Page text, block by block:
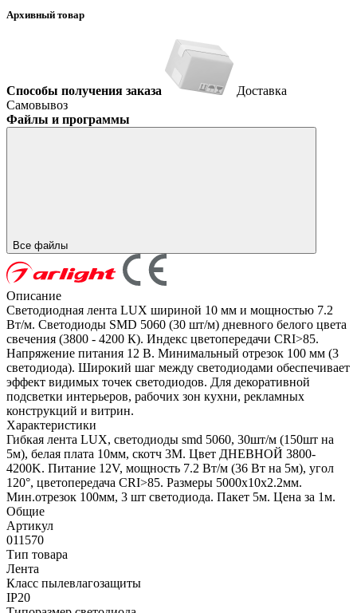
Архивный товар
Способы получения заказа
Доставка
Самовывоз
Файлы и программы
Все файлы
Описание
Светодиодная лента LUX шириной 10 мм и мощностью 7.2
Вт/м. Светодиоды SMD 5060 (30 шт/м) дневного белого цвета
свечения (3800 - 4200 К). Индекс цветопередачи CRI>85.
Напряжение питания 12 В. Минимальный отрезок 100 мм (3
светодиода). Широкий шаг между светодиодами обеспечивает
эффект видимых точек светодиодов. Для декоративной
подсветки интерьеров, рабочих зон кухни, рекламных
конструкций и витрин.
Характеристики
Гибкая лента LUX, светодиоды smd 5060, 30шт/м (150шт на
5м), белая плата 10мм, скотч 3М. Цвет ДНЕВНОЙ 3800-
4200K. Питание 12V, мощность 7.2 Вт/м (36 Вт на 5м), угол
120°, цветопередача CRI>85. Размеры 5000х10x2.2мм.
Мин.отрезок 100мм, 3 шт светодиода. Пакет 5м. Цена за 1м.
Общие
Артикул
011570
Тип товара
Лента
Класс пылевлагозащиты
IP20